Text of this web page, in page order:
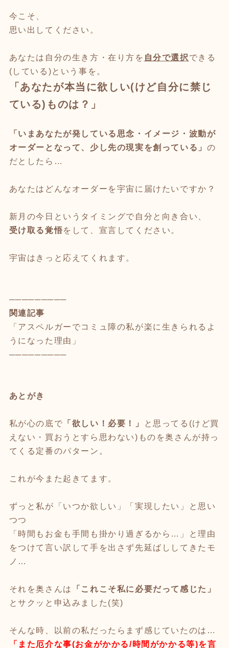
今こそ、
思い出してください。
あなたは自分の生き方・在り方を 自分で選択 できる
(している)という事を。
「あなたが本当に欲しい(けど自分に禁じ
ている)ものは？」
「いまあなたが発している思念・イメージ・波動が
オーダーとなって、少し先の現実を創っている」 の
だとしたら…
あなたはどんなオーダーを宇宙に届けたいですか？
新月の今日というタイミングで自分と向き合い、
受け取る覚悟をして、宣言してください。
宇宙はきっと応えてくれます。
─────────
関連記事
「 アスペルガーでコミュ障の私が楽に生きられるよ
うになった理由 」
─────────
あとがき
私が心の底で 「欲しい！必要！」
と思ってる(けど買
えない・買おうとすら思わない)ものを奥さんが持っ
てくる定番のパターン。
これが今また起きてます。
ずっと私が「いつか欲しい」「実現したい」と思い
つつ
「時間もお金も手間も掛かり過ぎるから…」と理由
をつけて言い訳して手を出さず先延ばししてきたモ
ノ…
それを奥さんは
「これこそ私に必要だって感じた」
とサクッと申込みました(笑)
そんな時、以前の私だったらまず感じていたのは…
「また厄介な事(お金がかかる/時間がかかる等)を言